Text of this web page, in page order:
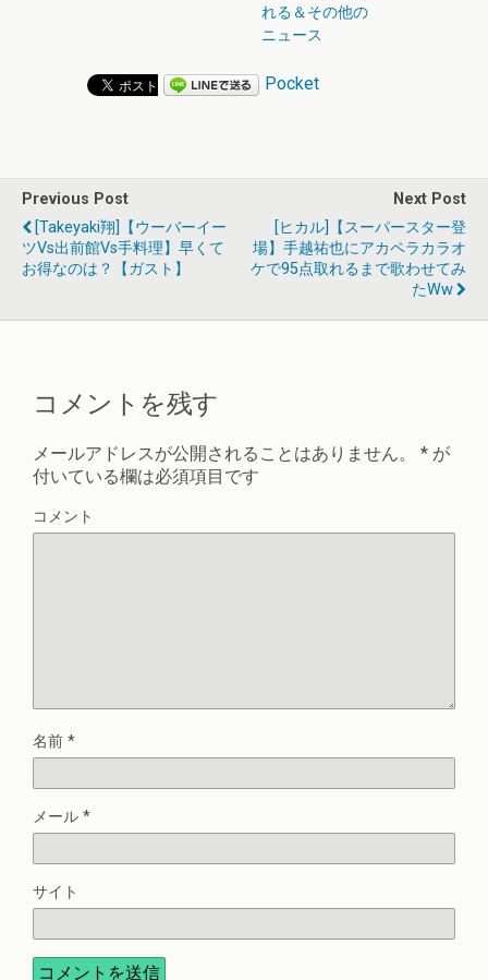
れる＆その他の
ニュース
Pocket
Previous Post
[takeyaki翔]【ウーバーイー
ツvs出前館vs手料理】早くて
お得なのは？【ガスト】
Next Post
[ヒカル]【スーパースター登
場】手越祐也にアカペラカラオ
ケで95点取れるまで歌わせてみ
たww
コメントを残す
メールアドレスが公開されることはありません。 * が
付いている欄は必須項目です
コメント
名前 *
メール *
サイト